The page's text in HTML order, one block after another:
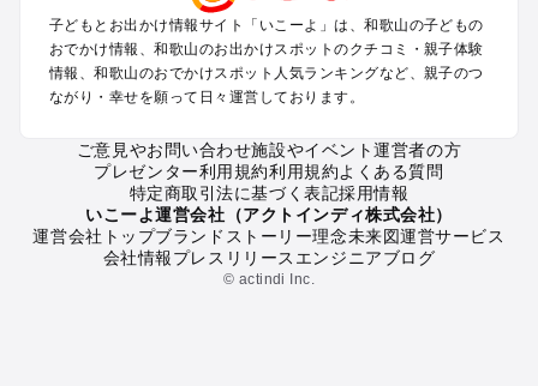
高野山のプールお出かけ
新宮・本宮・中辺路のプールお出かけ
和歌山の定番お出かけスポット
和歌山の動物園
和歌山のバーベキュー
和歌山の釣り
和歌山の牧場
和歌山のプール
子どもとお出かけ情報サイト「いこーよ」は、和歌山の子どもの
おでかけ情報、和歌山のお出かけスポットのクチコミ・親子体験
情報、和歌山のおでかけスポット人気ランキングなど、親子のつ
ながり・幸せを願って日々運営しております。
ご意見やお問い合わせ施設やイベント運営者の方
プレゼンター利用規約利用規約よくある質問
特定商取引法に基づく表記採用情報
いこーよ運営会社（アクトインディ株式会社）
運営会社トップブランドストーリー理念未来図運営サービス
会社情報プレスリリース エンジニアブログ
© actindi Inc.